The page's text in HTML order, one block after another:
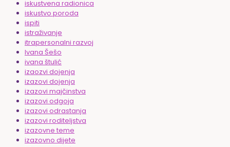
iskustvena radionica
iskustvo poroda
ispiti
istraživanje
itrapersonalni razvoj
Ivana Šešo
ivana štulić
izaozvi dojenja
izazovi dojenja
izazovi majčinstva
izazovi odgoja
izazovi odrastanja
izazovi roditeljstva
izazovne teme
izazovno dijete